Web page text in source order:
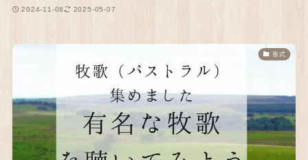
2024-11-08 2025-05-07
形式